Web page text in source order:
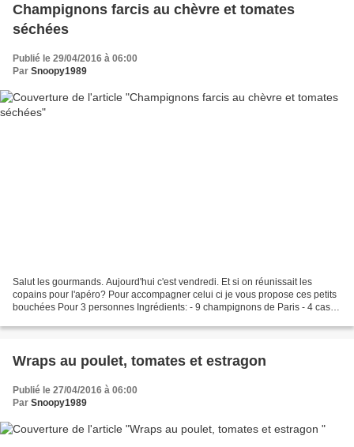
Champignons farcis au chèvre et tomates
séchées
Publié le 29/04/2016 à 06:00
Par Snoopy1989
Salut les gourmands. Aujourd'hui c'est vendredi. Et si on réunissait les
copains pour l'apéro? Pour accompagner celui ci je vous propose ces petits
bouchées Pour 3 personnes Ingrédients: - 9 champignons de Paris - 4 cas
Wraps au poulet, tomates et estragon
Publié le 27/04/2016 à 06:00
Par Snoopy1989